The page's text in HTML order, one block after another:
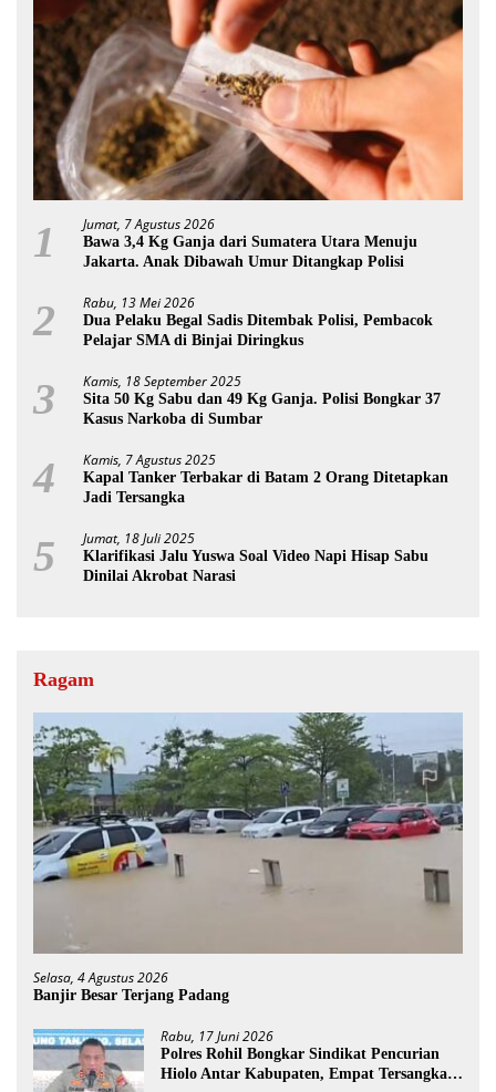
1 Jumat, 7 Agustus 2026
Bawa 3,4 Kg Ganja dari Sumatera Utara Menuju
Jakarta. Anak Dibawah Umur Ditangkap Polisi
2 Rabu, 13 Mei 2026
Dua Pelaku Begal Sadis Ditembak Polisi, Pembacok
Pelajar SMA di Binjai Diringkus
3 Kamis, 18 September 2025
Sita 50 Kg Sabu dan 49 Kg Ganja. Polisi Bongkar 37
Kasus Narkoba di Sumbar
4 Kamis, 7 Agustus 2025
Kapal Tanker Terbakar di Batam 2 Orang Ditetapkan
Jadi Tersangka
5 Jumat, 18 Juli 2025
Klarifikasi Jalu Yuswa Soal Video Napi Hisap Sabu
Dinilai Akrobat Narasi
Ragam
Selasa, 4 Agustus 2026
Banjir Besar Terjang Padang
Rabu, 17 Juni 2026
Polres Rohil Bongkar Sindikat Pencurian
Hiolo Antar Kabupaten, Empat Tersangka